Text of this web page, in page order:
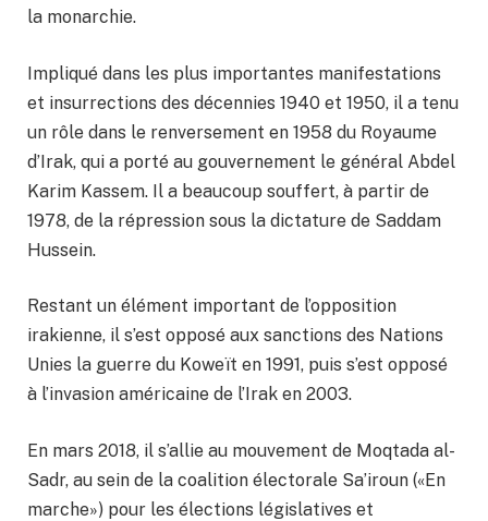
la monarchie.
Impliqué dans les plus importantes manifestations
et insurrections des décennies 1940 et 1950, il a tenu
un rôle dans le renversement en 1958 du Royaume
d’Irak, qui a porté au gouvernement le général Abdel
Karim Kassem. Il a beaucoup souffert, à partir de
1978, de la répression sous la dictature de Saddam
Hussein.
Restant un élément important de l’opposition
irakienne, il s’est opposé aux sanctions des Nations
Unies la guerre du Koweït en 1991, puis s’est opposé
à l’invasion américaine de l’Irak en 2003.
En mars 2018, il s’allie au mouvement de Moqtada al-
Sadr, au sein de la coalition électorale Sa’iroun («En
marche») pour les élections législatives et